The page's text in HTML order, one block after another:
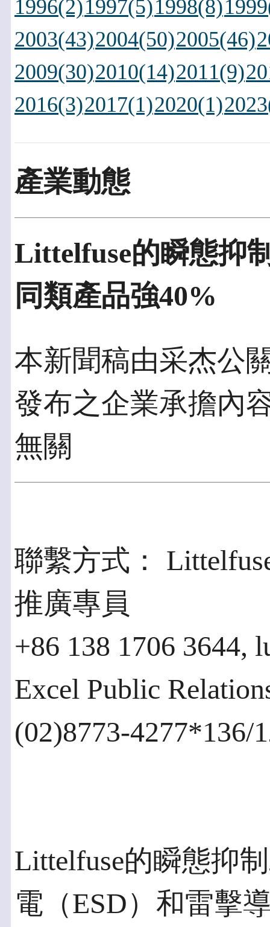
1996(2)1997(5)1998(8)
2003(43)2004(50)2005(46)
2009(30)2010(14)2011(9)
2016(3)2017(1)2020(1)
產業動態
Littelfuse的瞬態抑
同類產品強40%
本新聞稿由采杰公
發布之企業承擔內
無關
聯繫方式：
推廣專員
+86 138 1706 3644,
Excel Public
(02)8773-4277*136/
Littelfuse的瞬態抑
電（ESD）和雷擊